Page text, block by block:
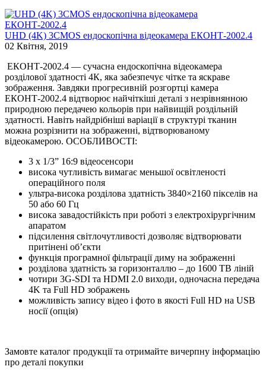
UHD (4K) 3CMOS ендоскопічна відеокамера ЕКОНТ-2002.4
02 Квітня, 2019
ЕКОНТ-2002.4 — сучасна ендоскопічна відеокамера
розділової здатності 4К, яка забезпечує чітке та яскраве
зображення. Завдяки прогресивній розгортці камера
ЕКОНТ-2002.4 відтворює найчіткіші деталі з незрівнянною
природною передачею кольорів при найвищій роздільній
здатності. Навіть найдрібніші варіації в структурі тканин
можна розрізнити на зображенні, відтворюваному
відеокамерою. ОСОБЛИВОСТІ:
3 x 1/3” 16:9 відеосенсори
висока чутливість вимагає меньшої освітленості
операційного поля
ультра-висока розділова здатність 3840×2160 пікселів на
50 або 60 Гц
висока завадостійкість при роботі з електрохірургічним
апаратом
підсилення світлочутливості дозволяє відтворювати
притінені об’єкти
функція програмної фільтрації диму на зображенні
розділова здатність за горизонталлю – до 1600 TВ ліній
чотири 3G-SDI та HDMI 2.0 виходи, одночасна передача
4K та Full HD зображень
можливість запису відео і фото в якості Full HD на USB
носії (опція)
Замовте каталог продукції та отримайте вичерпну інформацію
про деталі покупки